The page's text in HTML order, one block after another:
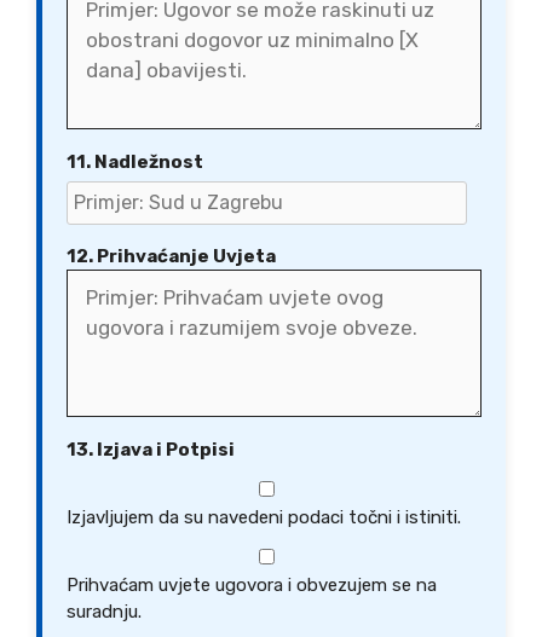
11. Nadležnost
12. Prihvaćanje Uvjeta
13. Izjava i Potpisi
Izjavljujem da su navedeni podaci točni i istiniti.
Prihvaćam uvjete ugovora i obvezujem se na
suradnju.